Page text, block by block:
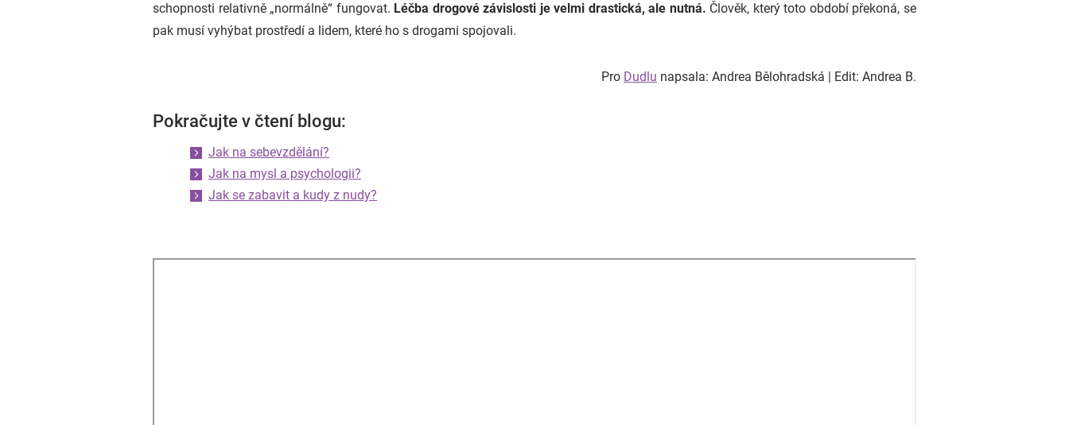
schopnosti relativně „normálně“ fungovat. Léčba drogové závislosti je velmi drastická, ale nutná. Člověk, který toto období překoná, se
pak musí vyhýbat prostředí a lidem, které ho s drogami spojovali.
Pro Dudlu napsala: Andrea Bělohradská | Edit: Andrea B.
Pokračujte v čtení blogu:
Jak na sebevzdělání?
Jak na mysl a psychologii?
Jak se zabavit a kudy z nudy?